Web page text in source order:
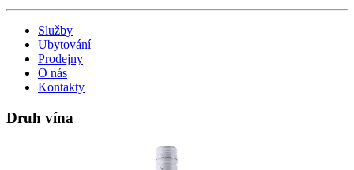
Služby
Ubytování
Prodejny
O nás
Kontakty
Druh vína